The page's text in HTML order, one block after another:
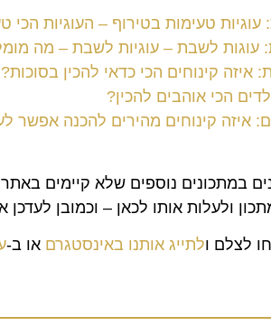
עוגיות טעימות בטירוף – העוגיות הכי
עוגות לשבת – עוגיות לשבת – מה
איזה קינוחים הכי כדאי להכין בסוכות?
הכי אוהבים להכין?
איזה קינוחים מהירים להכנה אפשר
במתכונים נוספים שלא קיימים
ולעלות אותו לכאן – וכמובן לעדכן
לצלם ולתייג אותנו באינסטגרם או ב-